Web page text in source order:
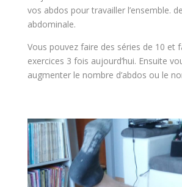
vos abdos pour travailler l’ensemble.
abdominale.
Vous pouvez faire des séries de 10 et
exercices 3 fois aujourd’hui. Ensuite
augmenter le nombre d’abdos ou le